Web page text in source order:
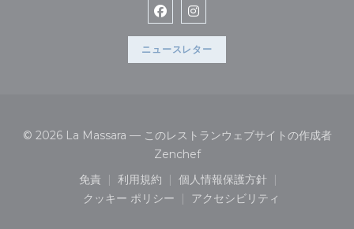
Facebook ((新しいウィンドウで
Instagram ((新しいウィン
ニュースレター
© 2026 La Massara — このレストランウェブサイトの作成者
Zenchef((新しいウィンドウで開きます
免責
((新しいウィンドウで開きます))
利用規約
((新しいウィンドウで開きます))
個人情報保護方針
((新しいウィンドウで開
クッキー ポリシー
((新しいウィンドウで開きます))
アクセシビリティ
((新しいウィンドウで